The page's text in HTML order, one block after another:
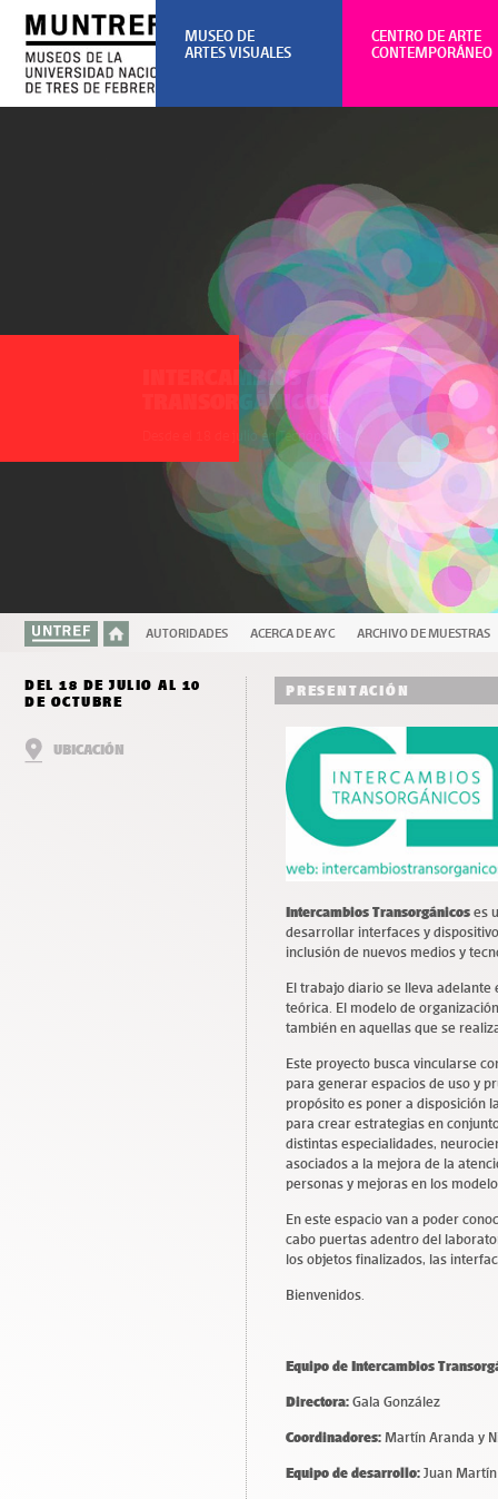
AUTORIDADES ACERCA DE AYC ARCHIVO DE MUESTRAS
DEL 18 DE JULIO AL 10
DE OCTUBRE
UBICACIÓN
PRESENTACIÓN
Intercambios Transorgánicos es
desarrollar interfaces y
inclusión de nuevos medios y
El trabajo diario se lleva adelante
teórica. El modelo de
también en aquellas que se
Este proyecto busca vincularse
para generar espacios de uso y
propósito es poner a disposición
para crear estrategias en
distintas especialidades,
asociados a la mejora de la
personas y mejoras en los
En este espacio van a poder
cabo puertas adentro del
los objetos finalizados, las
Bienvenidos.
Equipo de Intercambios
Directora: Gala González
Coordinadores: Martín Aranda y
Equipo de desarrollo: Juan
CENTRO DE ARTE
CONTEMPORÁNEO
MUSEO DE
ARTES VISUALES